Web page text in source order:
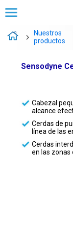
Nuestros
productos
Sensodyne
Cabezal
alcance
Cerdas de
línea de las
Cerdas
en las zonas